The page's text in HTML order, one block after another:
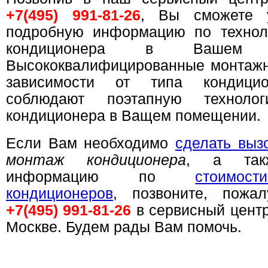
+7(495) 991-81-26, Вы сможете
подробную информацию по
кондиционера в Вашем
Высококвалифицированные
зависимости от типа
соблюдают поэтапную
кондиционера в Ващем помещении.
Если Вам необходимо сделать
монтаж кондиционера, а
информацию по
кондиционеров, позвоните,
+7(495) 991-81-26 в сервисный
Москве. Будем рады Вам помочь.